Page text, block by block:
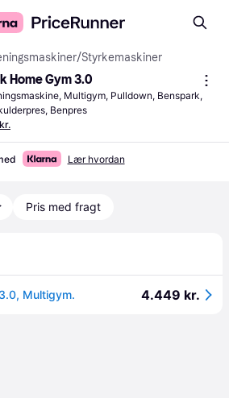
/Styrkemaskiner
Home Gym 3.0
Multigym, Pulldown, Benspark,
Benpres
Lær hvordan
Pris med fragt
Multigym. 4.449 kr.